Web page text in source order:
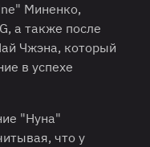
Миненко,
а также после
Чжэна, который
в успехе
"Нуна"
что у